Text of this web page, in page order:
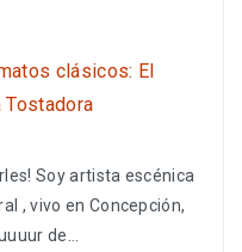
clásicos: El
Tostadora
Soy artista escénica
, vivo en Concepción,
de…